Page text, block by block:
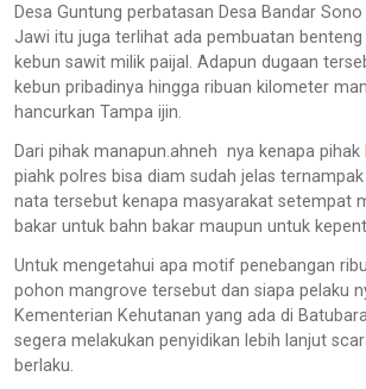
Desa Guntung perbatasan Desa Bandar
Jawi itu juga terlihat ada pembuatan
kebun sawit milik paijal. Adapun dugaan
kebun pribadinya hingga ribuan kilometer
hancurkan Tampa ijin.
Dari pihak manapun.ahneh nya kenapa
piahk polres bisa diam sudah jelas
nata tersebut kenapa masyarakat setempat
bakar untuk bahn bakar maupun untuk
Untuk mengetahui apa motif penebangan
pohon mangrove tersebut dan siapa pelaku
Kementerian Kehutanan yang ada di
segera melakukan penyidikan lebih lanjut
berlaku.